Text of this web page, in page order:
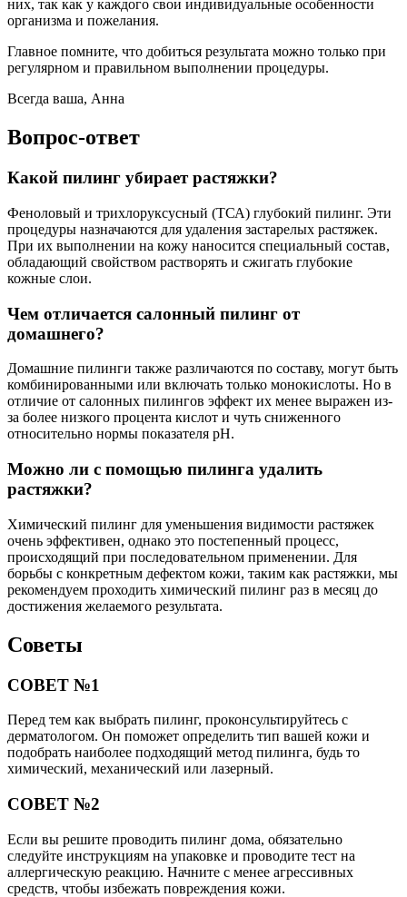
них, так как у каждого свои индивидуальные особенности
организма и пожелания.
Главное помните, что добиться результата можно только при
регулярном и правильном выполнении процедуры.
Всегда ваша, Анна
Вопрос-ответ
Какой пилинг убирает растяжки?
Феноловый и трихлоруксусный (ТСА) глубокий пилинг. Эти
процедуры назначаются для удаления застарелых растяжек.
При их выполнении на кожу наносится специальный состав,
обладающий свойством растворять и сжигать глубокие
кожные слои.
Чем отличается салонный пилинг от
домашнего?
Домашние пилинги также различаются по составу, могут быть
комбинированными или включать только монокислоты. Но в
отличие от салонных пилингов эффект их менее выражен из-
за более низкого процента кислот и чуть сниженного
относительно нормы показателя pH.
Можно ли с помощью пилинга удалить
растяжки?
Химический пилинг для уменьшения видимости растяжек
очень эффективен, однако это постепенный процесс,
происходящий при последовательном применении. Для
борьбы с конкретным дефектом кожи, таким как растяжки, мы
рекомендуем проходить химический пилинг раз в месяц до
достижения желаемого результата.
Советы
СОВЕТ №1
Перед тем как выбрать пилинг, проконсультируйтесь с
дерматологом. Он поможет определить тип вашей кожи и
подобрать наиболее подходящий метод пилинга, будь то
химический, механический или лазерный.
СОВЕТ №2
Если вы решите проводить пилинг дома, обязательно
следуйте инструкциям на упаковке и проводите тест на
аллергическую реакцию. Начните с менее агрессивных
средств, чтобы избежать повреждения кожи.